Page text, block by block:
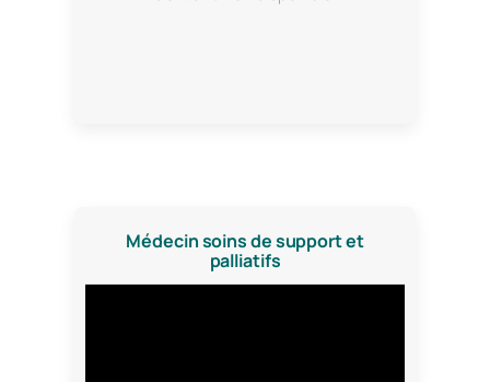
Médecin soins de support et
palliatifs